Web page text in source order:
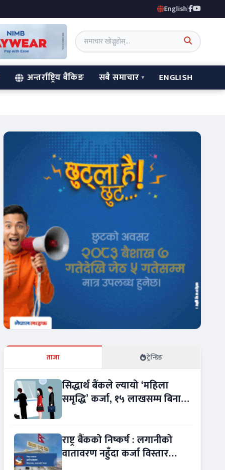
English|
अन्तर्राष्ट्रिय बैंकिङ सबै समाचार ENGLISH
ताजा ट्रेन्डिङ
सिद्धार्थ बैंकले ल्यायो ‘महिला
समृद्धि’ कर्जा, १५ लाखसम्म बिना
राष्ट्र बैंकको निष्कर्ष : लगानीको
वातावरण नहुँदा कर्जा विस्तार